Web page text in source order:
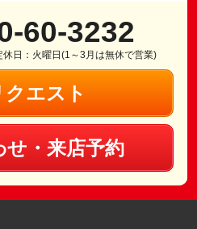
60-3232
日：火曜日(1～3月は無休で営業)
エスト
せ・来店予約